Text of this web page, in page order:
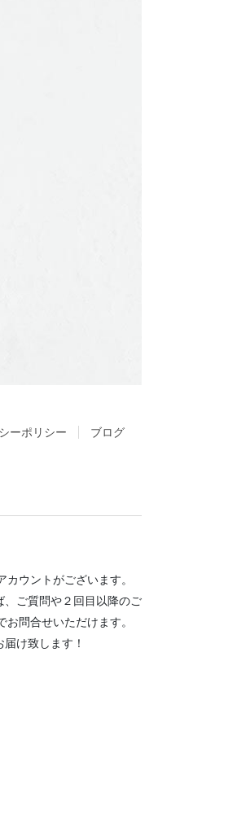
ーポリシー
ブログ
カウントがございます。
ご質問や２回目以降のご
問合せいただけます。
け致します！